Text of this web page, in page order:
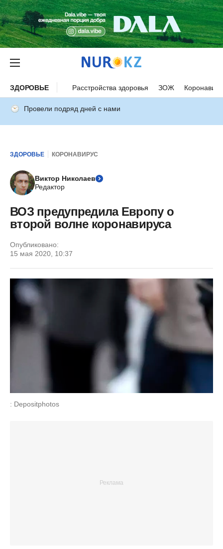
ЗДОРОВЬЕ Расстройства здоровья ЗОЖ
Провели подряд дней с нами
ЗДОРОВЬЕ КОРОНАВИРУС
Виктор Николаев
Редактор
ВОЗ предупредила Европу о
второй волне коронавируса
Опубликовано:
15 мая 2020, 10:37
: Depositphotos